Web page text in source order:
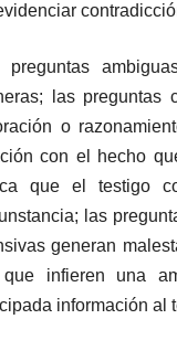
preguntas
las
o
con el hecho
que el testigo
las
generan
que infieren una
información al